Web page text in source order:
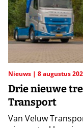
Nieuws 8 augustus
Drie nieuwe
Transport
Van Veluw